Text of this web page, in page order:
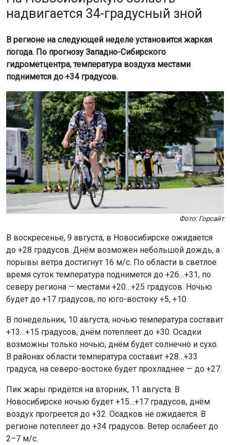
надвигается 34-градусный зной
В регионе на следующей неделе установится жаркая
погода. По прогнозу Западно-Сибирского
гидрометцентра, температура воздуха местами
поднимется до +34 градусов.
Фото: Горсайт
В воскресенье, 9 августа, в Новосибирске ожидается
до +28 градусов. Днём возможен небольшой дождь, а
порывы ветра достигнут 16 м/с. По области в светлое
время суток температура поднимется до +26…+31, по
северу региона — местами +20…+25 градусов. Ночью
будет до +17 градусов, по юго-востоку +5, +10.
В понедельник, 10 августа, ночью температура составит
+13…+15 градусов, днём потеплеет до +30. Осадки
возможны только ночью, днём будет солнечно и сухо.
В районах области температура составит +28…+33
градуса, на северо-востоке будет прохладнее — до +27.
Пик жары придётся на вторник, 11 августа. В
Новосибирске ночью будет +15…+17 градусов, днём
воздух прогреется до +32. Осадков не ожидается. В
регионе потеплеет до +34 градусов. Ветер ослабеет до
2–7 м/с.